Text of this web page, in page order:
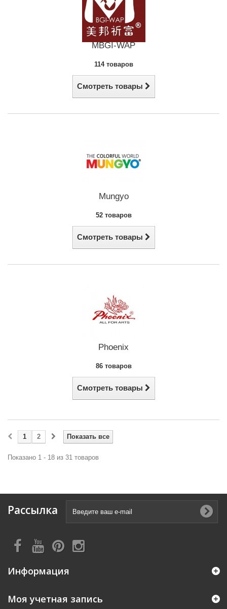
MBGI-WAP
114 товаров
Смотреть товары
Mungyo
52 товаров
Смотреть товары
Phoenix
86 товаров
Смотреть товары
Показать все
1 2
Показано 1 - 18 из 31 товаров
Рассылка
Информация
Моя учетная запись